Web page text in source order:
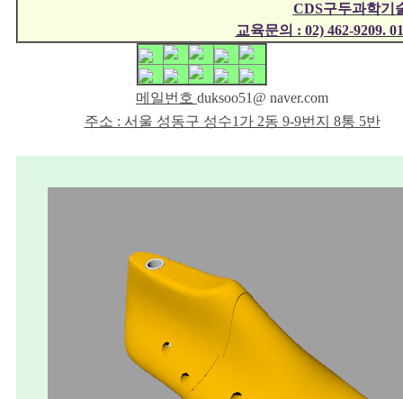
CDS구두과학기
교육문의 : 02) 462-9209.
메일번호 duksoo51@ naver.com
주소 : 서울 성동구 성수1가 2동 9-9번지 8통 5반